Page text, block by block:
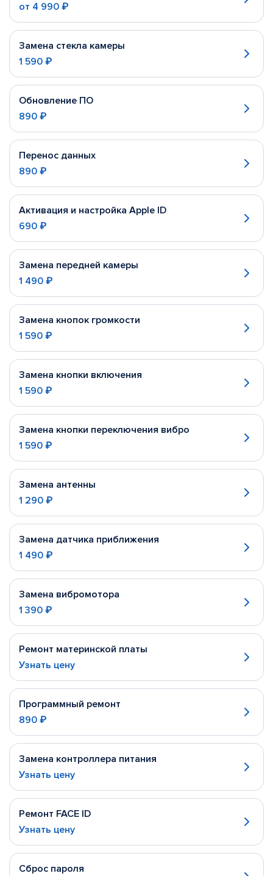
от 4 990 ₽
Замена стекла камеры
1 590 ₽
Обновление ПО
890 ₽
Перенос данных
890 ₽
Активация и настройка Apple ID
690 ₽
Замена передней камеры
1 490 ₽
Замена кнопок громкости
1 590 ₽
Замена кнопки включения
1 590 ₽
Замена кнопки переключения вибро
1 590 ₽
Замена антенны
1 290 ₽
Замена датчика приближения
1 490 ₽
Замена вибромотора
1 390 ₽
Ремонт материнской платы
Узнать цену
Программный ремонт
890 ₽
Замена контроллера питания
Узнать цену
Ремонт FACE ID
Узнать цену
Сброс пароля